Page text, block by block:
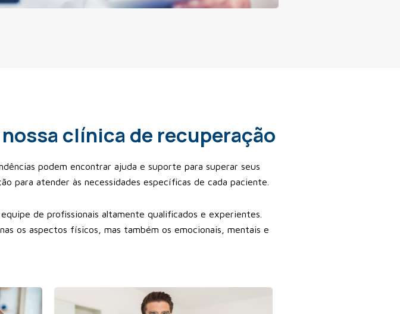
clínica de recuperação
podem encontrar ajuda e suporte para superar seus
para atender às necessidades específicas de cada paciente.
de profissionais altamente qualificados e experientes.
os aspectos físicos, mas também os emocionais, mentais e